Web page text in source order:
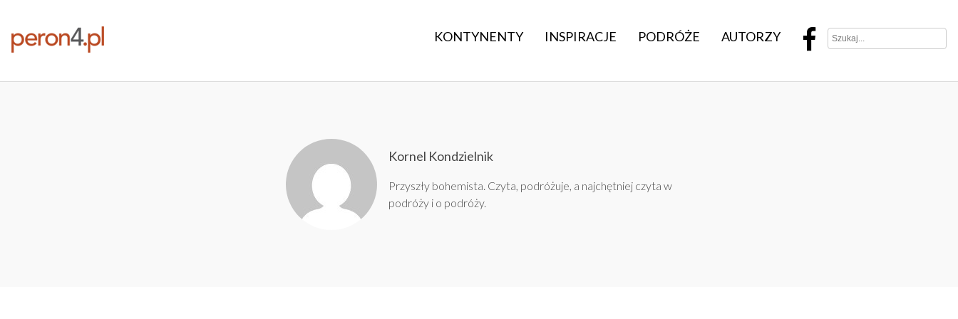
KONTYNENTY INSPIRACJE PODRÓŻE AUTORZY
Kornel Kondzielnik
Przyszły bohemista. Czyta, podróżuje, a najchętniej czyta w
podróży i o podróży.